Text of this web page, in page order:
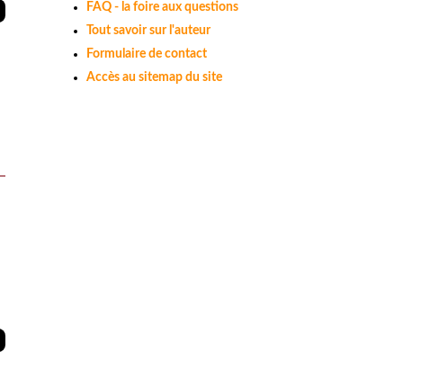
FAQ - la foire aux questions
Tout savoir sur l'auteur
Formulaire de contact
Accès au sitemap du site